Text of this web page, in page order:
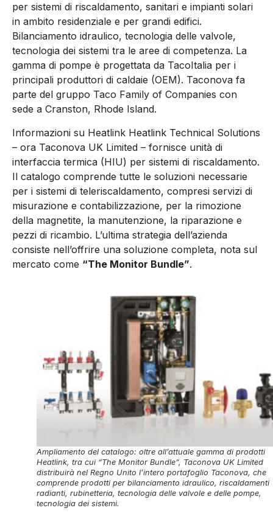
per sistemi di riscaldamento, sanitari e impianti solari
in ambito residenziale e per grandi edifici.
Bilanciamento idraulico, tecnologia delle valvole,
tecnologia dei sistemi tra le aree di competenza. La
gamma di pompe è progettata da TacoItalia per i
principali produttori di caldaie (OEM). Taconova fa
parte del gruppo Taco Family of Companies con
sede a Cranston, Rhode Island.
Informazioni su Heatlink Heatlink Technical Solutions
– ora Taconova UK Limited – fornisce unità di
interfaccia termica (HIU) per sistemi di riscaldamento.
Il catalogo comprende tutte le soluzioni necessarie
per i sistemi di teleriscaldamento, compresi servizi di
misurazione e contabilizzazione, per la rimozione
della magnetite, la manutenzione, la riparazione e
pezzi di ricambio. L’ultima strategia dell’azienda
consiste nell’offrire una soluzione completa, nota sul
mercato come “The Monitor Bundle”.
Ampliamento del catalogo: oltre all’attuale gamma di prodotti
Heatlink, tra cui “The Monitor Bundle”, Taconova UK Limited
distribuirà nel Regno Unito l’intero portafoglio Taconova, che
comprende prodotti per bilanciamento idraulico, riscaldamenti
radianti, rubinetteria, tecnologia delle valvole e delle pompe,
tecnologia dei sistemi.